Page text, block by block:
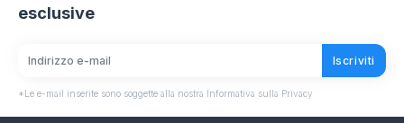
esclusive
Iscriviti
*Le e-mail inserite sono soggette alla nostra Informativa sulla Privacy